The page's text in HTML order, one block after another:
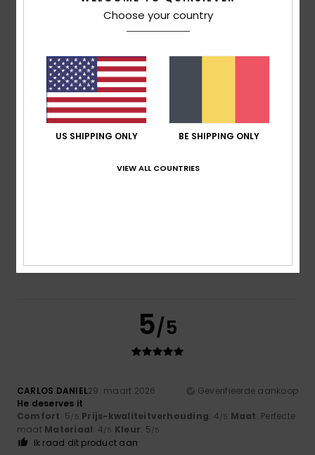
september 2025
100% van onze klanten bevelen dit product aan
Comfort
Prijs-kwaliteitverhouding
5/5
CARLOS DANIEL29. maart 2026
Geverifieerde aankoop
He deserves it
Comfort: 5/5 Prijs-kwaliteitverhouding: 4/5 Maat: Perfecte
maat Materiaal: 4/5 Kleur: 5/5
Ik raad dit product aan
Choose your country
US SHIPPING ONLY BE SHIPPING ONLY
VIEW ALL COUNTRIES